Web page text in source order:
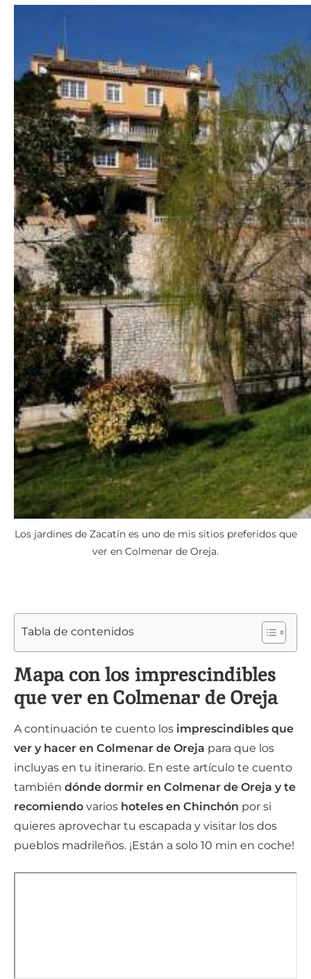
Los jardines de Zacatín es uno de mis sitios preferidos que
ver en Colmenar de Oreja.
Tabla de contenidos
Mapa con los imprescindibles
que ver en Colmenar de Oreja
A continuación te cuento los imprescindibles que
ver y hacer en Colmenar de Oreja para que los
incluyas en tu itinerario. En este artículo te cuento
también dónde dormir en Colmenar de Oreja y te
recomiendo varios hoteles en Chinchón por si
quieres aprovechar tu escapada y visitar los dos
pueblos madrileños. ¡Están a solo 10 min en coche!